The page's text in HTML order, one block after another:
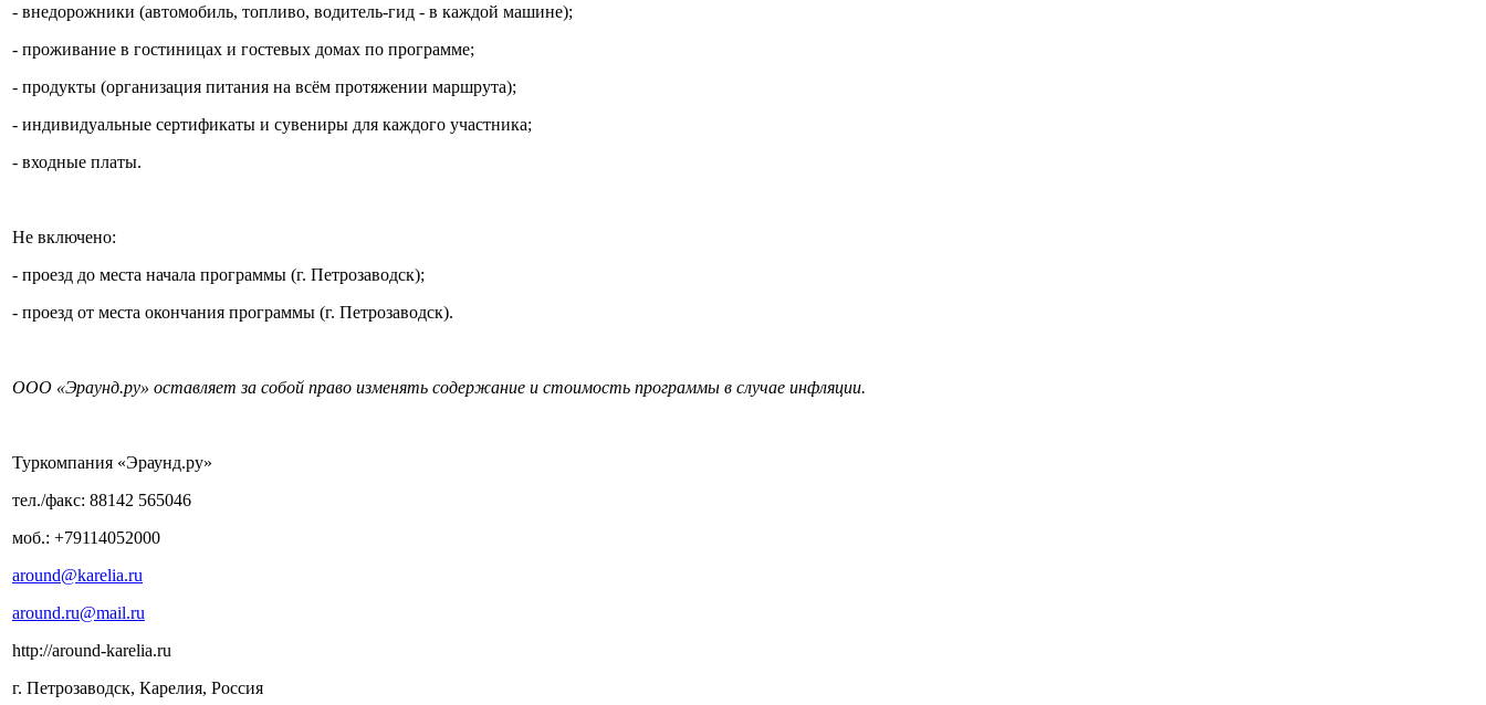
- внедорожники (автомобиль, топливо, водитель-гид - в каждой машине);
- проживание в гостиницах и гостевых домах по программе;
- продукты (организация питания на всём протяжении маршрута);
- индивидуальные сертификаты и сувениры для каждого участника;
- входные платы.
Не включено:
- проезд до места начала программы (г. Петрозаводск);
- проезд от места окончания программы (г. Петрозаводск).
ООО «Эраунд.ру» оставляет за собой право изменять содержание и стоимость программы в случае инфляции.
Туркомпания «Эраунд.ру»
тел./факс: 88142 565046
моб.: +79114052000
around@karelia.ru
around.ru@mail.ru
http://around-karelia.ru
г. Петрозаводск, Карелия, Россия